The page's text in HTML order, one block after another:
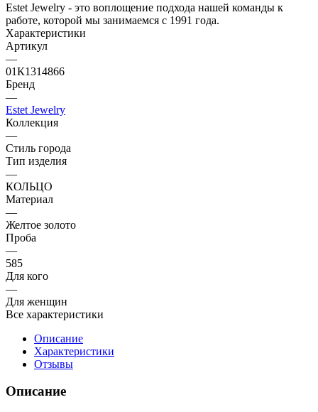
Estet Jewelry - это воплощение подхода нашей команды к
работе, которой мы занимаемся с 1991 года.
Характеристики
Артикул
—
01К1314866
Бренд
—
Estet Jewelry
Коллекция
—
Стиль города
Тип изделия
—
КОЛЬЦО
Материал
—
Желтое золото
Проба
—
585
Для кого
—
Для женщин
Все характеристики
Описание
Характеристики
Отзывы
Описание